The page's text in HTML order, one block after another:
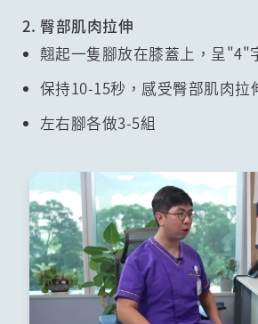
2. 臀部肌肉拉伸
翹起一隻腳放在膝蓋上，呈"4"
保持10-15秒，感受臀部肌肉拉
左右腳各做3-5組